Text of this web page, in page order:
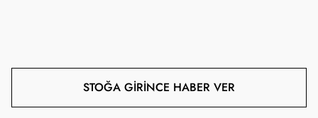
STOĞA GIRINCE HABER VER